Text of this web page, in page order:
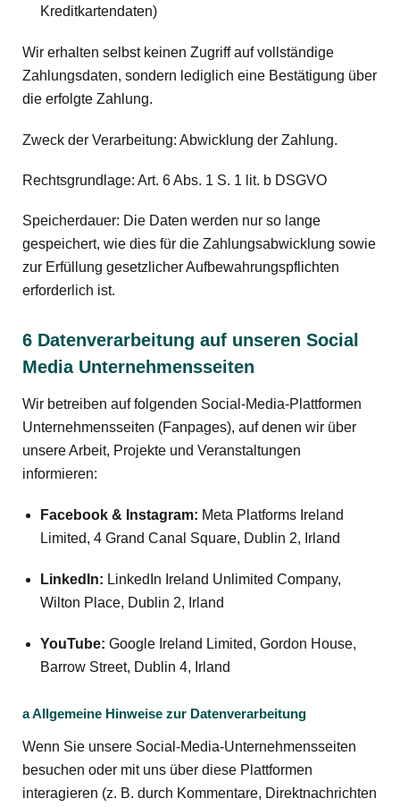
Kreditkartendaten)
Wir erhalten selbst keinen Zugriff auf vollständige
Zahlungsdaten, sondern lediglich eine Bestätigung über
die erfolgte Zahlung.
Zweck der Verarbeitung: Abwicklung der Zahlung.
Rechtsgrundlage: Art. 6 Abs. 1 S. 1 lit. b DSGVO
Speicherdauer: Die Daten werden nur so lange
gespeichert, wie dies für die Zahlungsabwicklung sowie
zur Erfüllung gesetzlicher Aufbewahrungspflichten
erforderlich ist.
6 Datenverarbeitung auf unseren Social
Media Unternehmensseiten
Wir betreiben auf folgenden Social-Media-Plattformen
Unternehmensseiten (Fanpages), auf denen wir über
unsere Arbeit, Projekte und Veranstaltungen
informieren:
Facebook & Instagram: Meta Platforms Ireland
Limited, 4 Grand Canal Square, Dublin 2, Irland
LinkedIn: LinkedIn Ireland Unlimited Company,
Wilton Place, Dublin 2, Irland
YouTube: Google Ireland Limited, Gordon House,
Barrow Street, Dublin 4, Irland
a Allgemeine Hinweise zur Datenverarbeitung
Wenn Sie unsere Social-Media-Unternehmensseiten
besuchen oder mit uns über diese Plattformen
interagieren (z. B. durch Kommentare, Direktnachrichten